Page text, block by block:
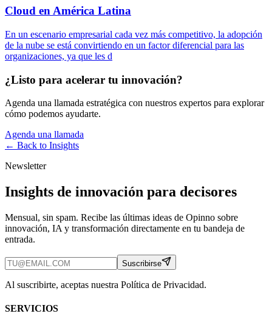
Cloud en América Latina
En un escenario empresarial cada vez más competitivo, la adopción
de la nube se está convirtiendo en un factor diferencial para las
organizaciones, ya que les d
¿Listo para acelerar tu innovación?
Agenda una llamada estratégica con nuestros expertos para explorar
cómo podemos ayudarte.
Agenda una llamada
← Back to Insights
Newsletter
Insights de innovación para decisores
Mensual, sin spam. Recibe las últimas ideas de Opinno sobre
innovación, IA y transformación directamente en tu bandeja de
entrada.
Suscribirse
Al suscribirte, aceptas nuestra Política de Privacidad.
SERVICIOS